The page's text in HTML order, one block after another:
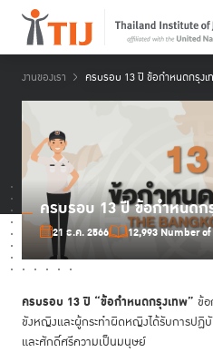
งานของเรา ครบรอบ 13 ปี ข้อกำหนดกรุงเ
ครบรอบ 13 ปี ข้อกำหนดก
21 ธ.ค. 2566 12,993 Number
ครบรอบ 13 ปี “ข้อกำหนดกรุงเทพ” ข้
ขังหญิงและผู้กระทำผิดหญิงได้รับการปฏิบั
และศักดิ์ศรีความเป็นมนุษย์